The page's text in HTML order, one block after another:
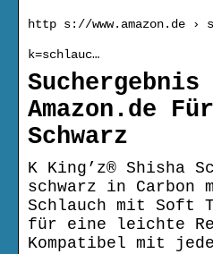
http s://www.amazon.de ›
k=schlauc…
Suchergebnis
Amazon.de
Schwarz
K King’z® Shisha
schwarz in Carbon
Schlauch mit Soft
für eine leichte
Kompatibel mit